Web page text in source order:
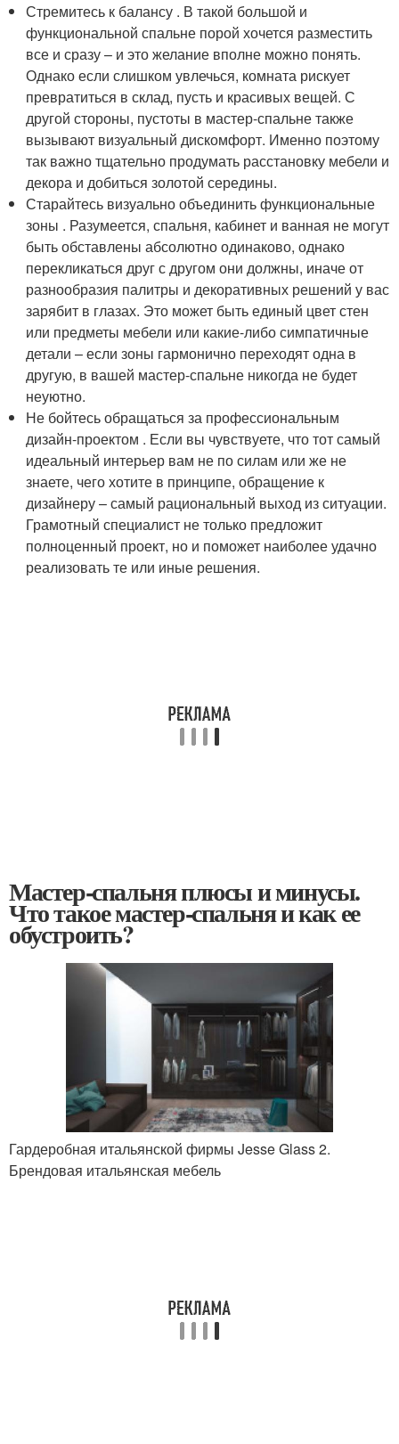
Стремитесь к балансу . В такой большой и
функциональной спальне порой хочется разместить
все и сразу – и это желание вполне можно понять.
Однако если слишком увлечься, комната рискует
превратиться в склад, пусть и красивых вещей. С
другой стороны, пустоты в мастер-спальне также
вызывают визуальный дискомфорт. Именно поэтому
так важно тщательно продумать расстановку мебели и
декора и добиться золотой середины.
Старайтесь визуально объединить функциональные
зоны . Разумеется, спальня, кабинет и ванная не могут
быть обставлены абсолютно одинаково, однако
перекликаться друг с другом они должны, иначе от
разнообразия палитры и декоративных решений у вас
зарябит в глазах. Это может быть единый цвет стен
или предметы мебели или какие-либо симпатичные
детали – если зоны гармонично переходят одна в
другую, в вашей мастер-спальне никогда не будет
неуютно.
Не бойтесь обращаться за профессиональным
дизайн-проектом . Если вы чувствуете, что тот самый
идеальный интерьер вам не по силам или же не
знаете, чего хотите в принципе, обращение к
дизайнеру – самый рациональный выход из ситуации.
Грамотный специалист не только предложит
полноценный проект, но и поможет наиболее удачно
реализовать те или иные решения.
Мастер-спальня плюсы и минусы.
Что такое мастер-спальня и как ее
обустроить?
Гардеробная итальянской фирмы Jesse Glass 2.
Брендовая итальянская мебель